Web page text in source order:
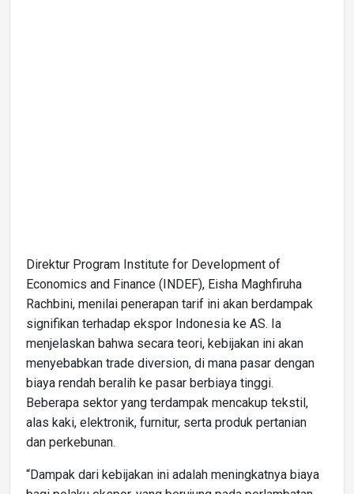
Direktur Program Institute for Development of
Economics and Finance (INDEF), Eisha Maghfiruha
Rachbini, menilai penerapan tarif ini akan berdampak
signifikan terhadap ekspor Indonesia ke AS. Ia
menjelaskan bahwa secara teori, kebijakan ini akan
menyebabkan trade diversion, di mana pasar dengan
biaya rendah beralih ke pasar berbiaya tinggi.
Beberapa sektor yang terdampak mencakup tekstil,
alas kaki, elektronik, furnitur, serta produk pertanian
dan perkebunan.
“Dampak dari kebijakan ini adalah meningkatnya biaya